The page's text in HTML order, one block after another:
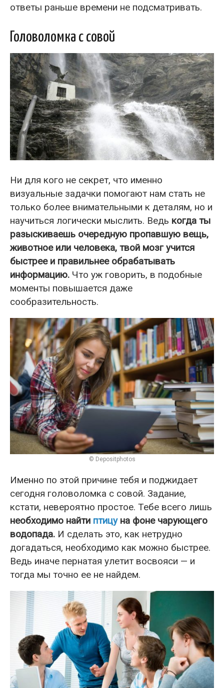
ответы раньше времени не подсматривать.
Головоломка с совой
Ни для кого не секрет, что именно
визуальные задачки помогают нам стать не
только более внимательными к деталям, но и
научиться логически мыслить. Ведь когда ты
разыскиваешь очередную пропавшую вещь,
животное или человека, твой мозг учится
быстрее и правильнее обрабатывать
информацию. Что уж говорить, в подобные
моменты повышается даже
сообразительность.
© Depositphotos
Именно по этой причине тебя и поджидает
сегодня головоломка с совой. Задание,
кстати, невероятно простое. Тебе всего лишь
необходимо найти птицуна фоне чарующего
водопада. И сделать это, как нетрудно
догадаться, необходимо как можно быстрее.
Ведь иначе пернатая улетит восвояси — и
тогда мы точно ее не найдем.